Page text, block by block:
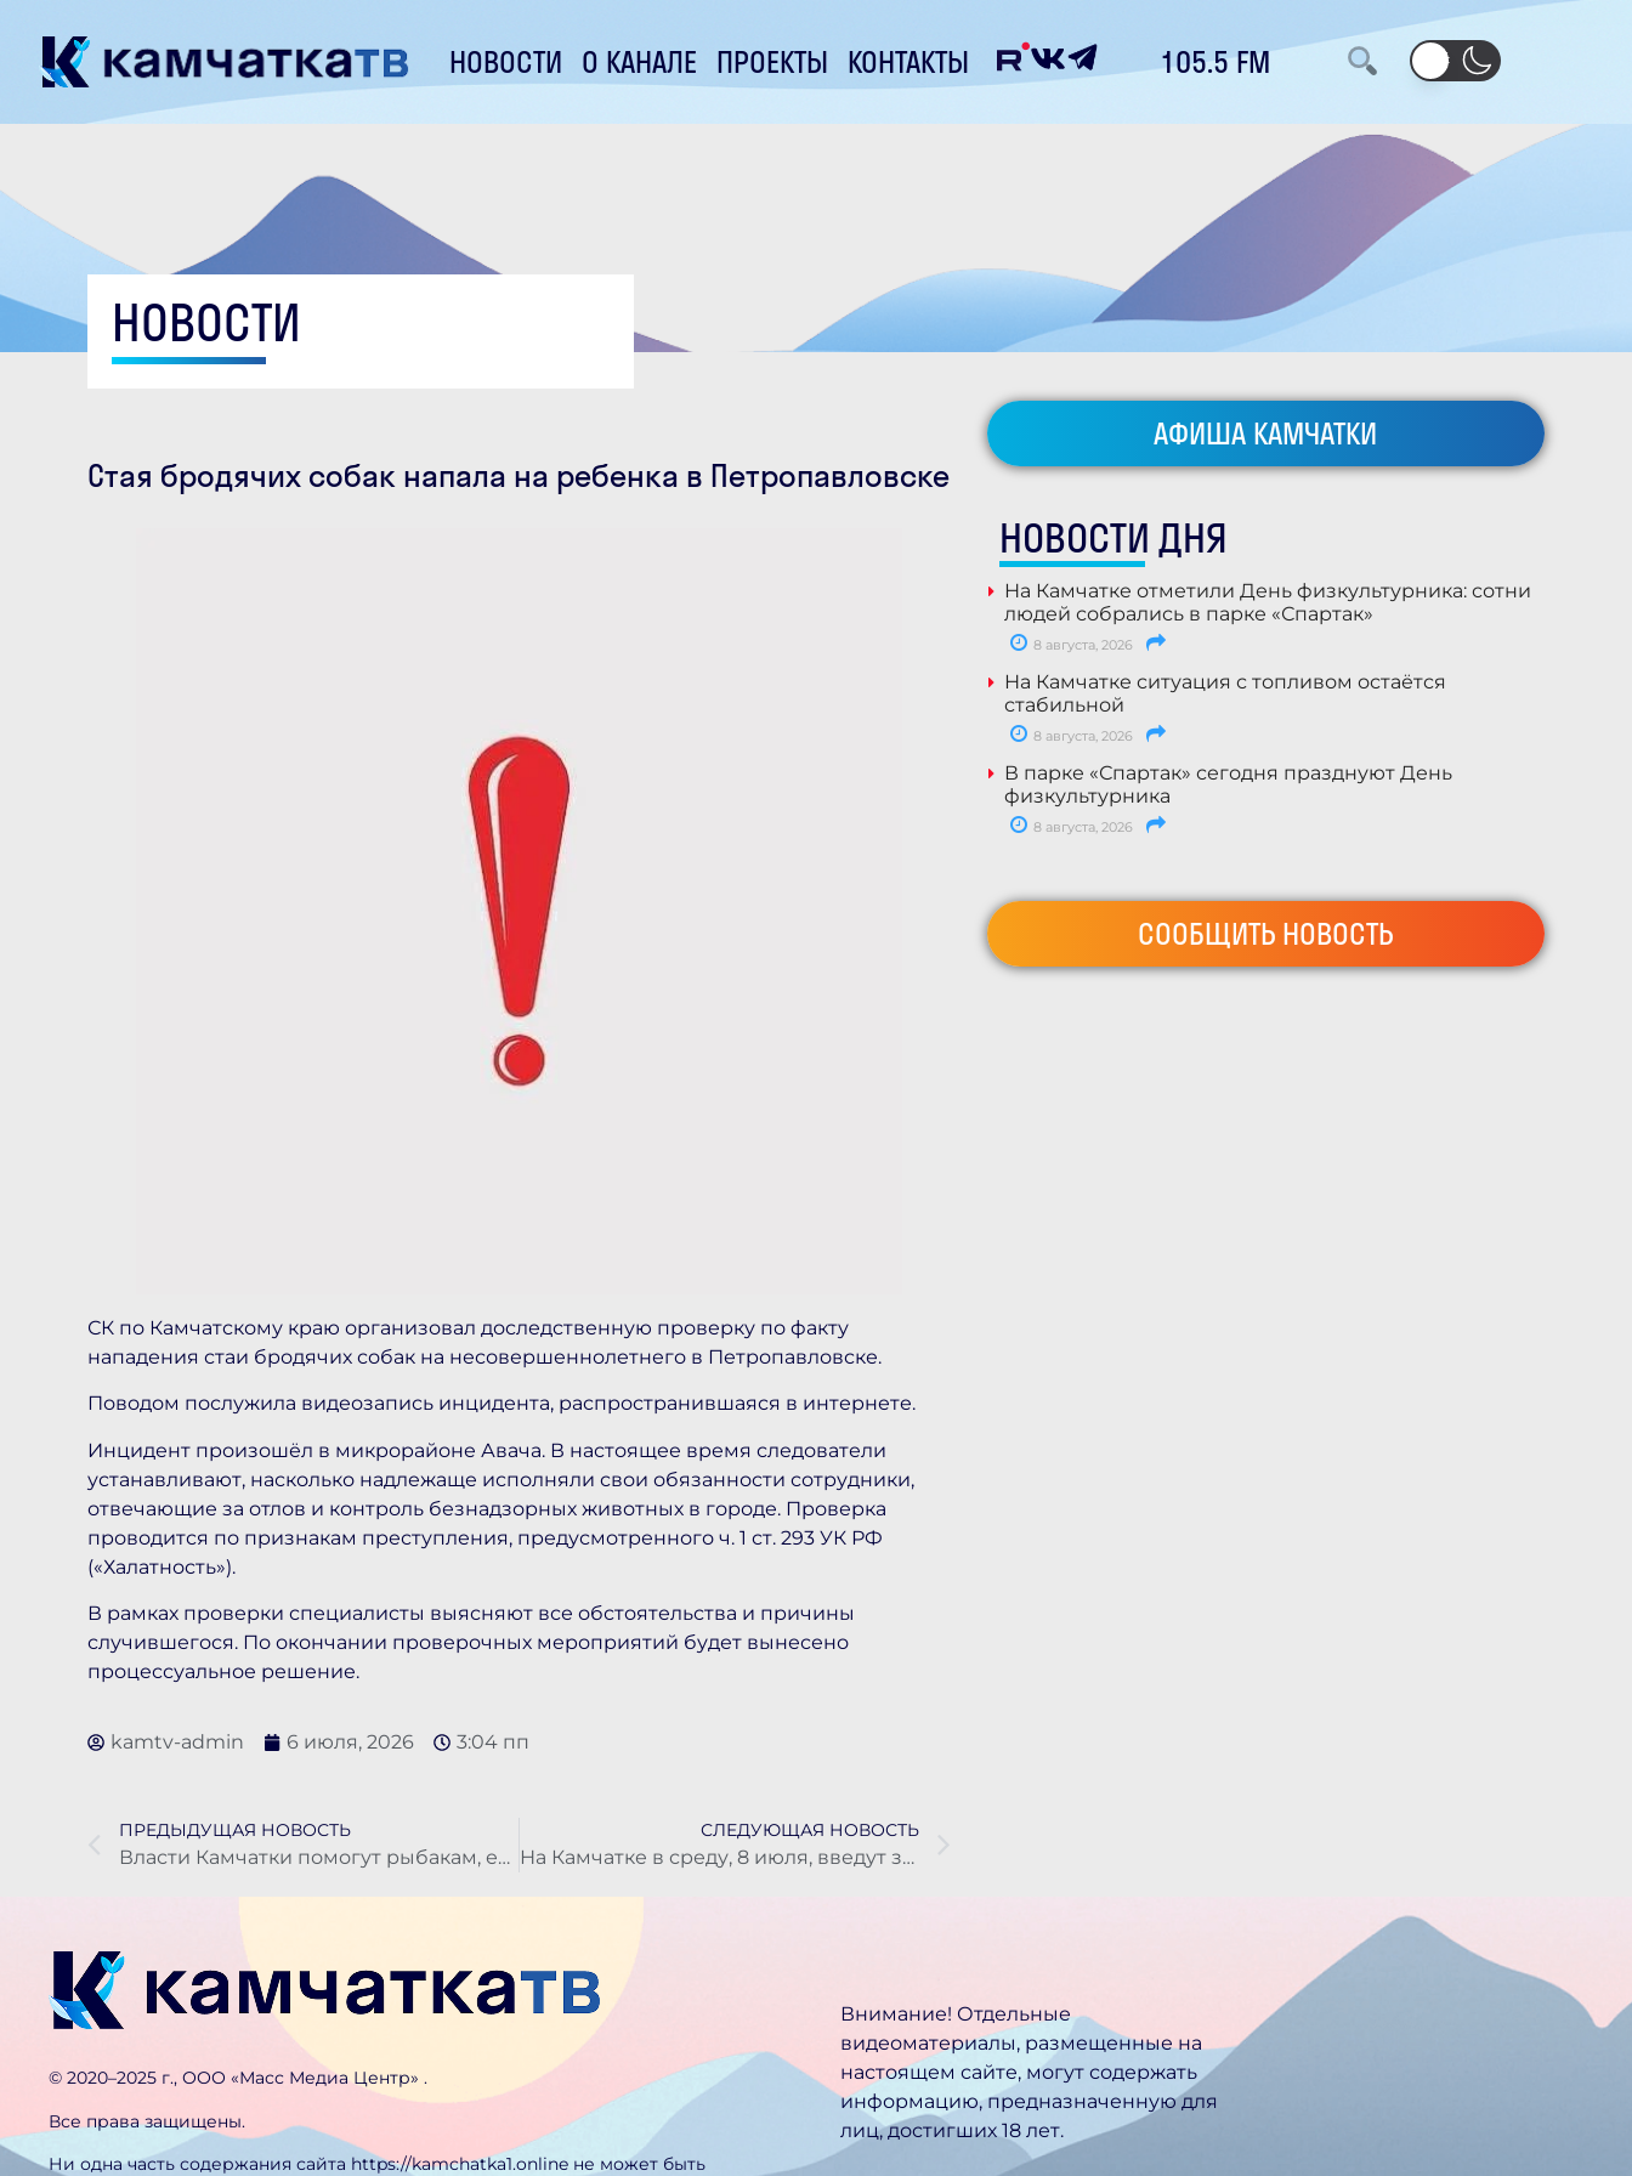
НОВОСТИ О КАНАЛЕ ПРОЕКТЫ КОНТАКТЫ 105.5 FM
НОВОСТИ
Стая бродячих собак напала на ребенка в Петропавловске
СК по Камчатскому краю организовал доследственную проверку по факту
нападения стаи бродячих собак на несовершеннолетнего в Петропавловске.
Поводом послужила видеозапись инцидента, распространившаяся в интернете.
Инцидент произошёл в микрорайоне Авача. В настоящее время следователи
устанавливают, насколько надлежаще исполняли свои обязанности сотрудники,
отвечающие за отлов и контроль безнадзорных животных в городе. Проверка
проводится по признакам преступления, предусмотренного ч. 1 ст. 293 УК РФ
(«Халатность»).
В рамках проверки специалисты выясняют все обстоятельства и причины
случившегося. По окончании проверочных мероприятий будет вынесено
процессуальное решение.
kamtv-admin 6 июля, 2026 3:04 пп
ПРЕДЫДУЩАЯ НОВОСТЬ
Власти Камчатки помогут рыбакам, если сезон провалится
СЛЕДУЮЩАЯ НОВОСТЬ
На Камчатке в среду, 8 июля, введут запрет на розничную продажу алкоголя
АФИША КАМЧАТКИ
НОВОСТИ ДНЯ
На Камчатке отметили День физкультурника: сотни
людей собрались в парке «Спартак»
8 августа, 2026
На Камчатке ситуация с топливом остаётся
стабильной
8 августа, 2026
В парке «Спартак» сегодня празднуют День
физкультурника
8 августа, 2026
СООБЩИТЬ НОВОСТЬ
©️ 2020–2025 г., ООО «Масс Медиа Центр» .
Все права защищены.
Ни одна часть содержания сайта https://kamchatka1.online не может быть
Внимание! Отдельные
видеоматериалы, размещенные на
настоящем сайте, могут содержать
информацию, предназначен­ную для
лиц, достигших 18 лет.